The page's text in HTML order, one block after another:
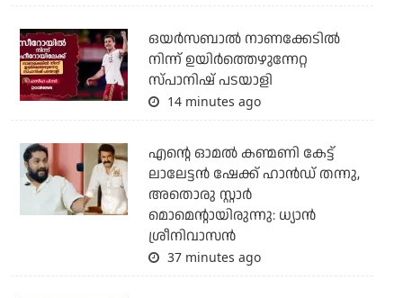
ഒയര്‍സബാൽ നാണക്കേടിൽ
നിന്ന് ഉയിർത്തെഴുന്നേറ്റ
സ്പാനിഷ് പടയാളി
14 minutes ago
എന്റെ ഓമൽ കണ്മണി കേട്ട്
ലാലേട്ടൻ ഷേക്ക് ഹാൻഡ് തന്നു,
അതൊരു സ്റ്റാർ
മൊമെന്റായിരുന്നു: ധ്യാൻ
ശ്രീനിവാസൻ
37 minutes ago